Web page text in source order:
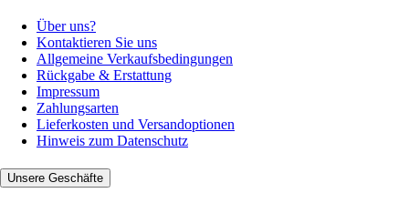
Über uns?
Kontaktieren Sie uns
Allgemeine Verkaufsbedingungen
Rückgabe & Erstattung
Impressum
Zahlungsarten
Lieferkosten und Versandoptionen
Hinweis zum Datenschutz
Unsere Geschäfte